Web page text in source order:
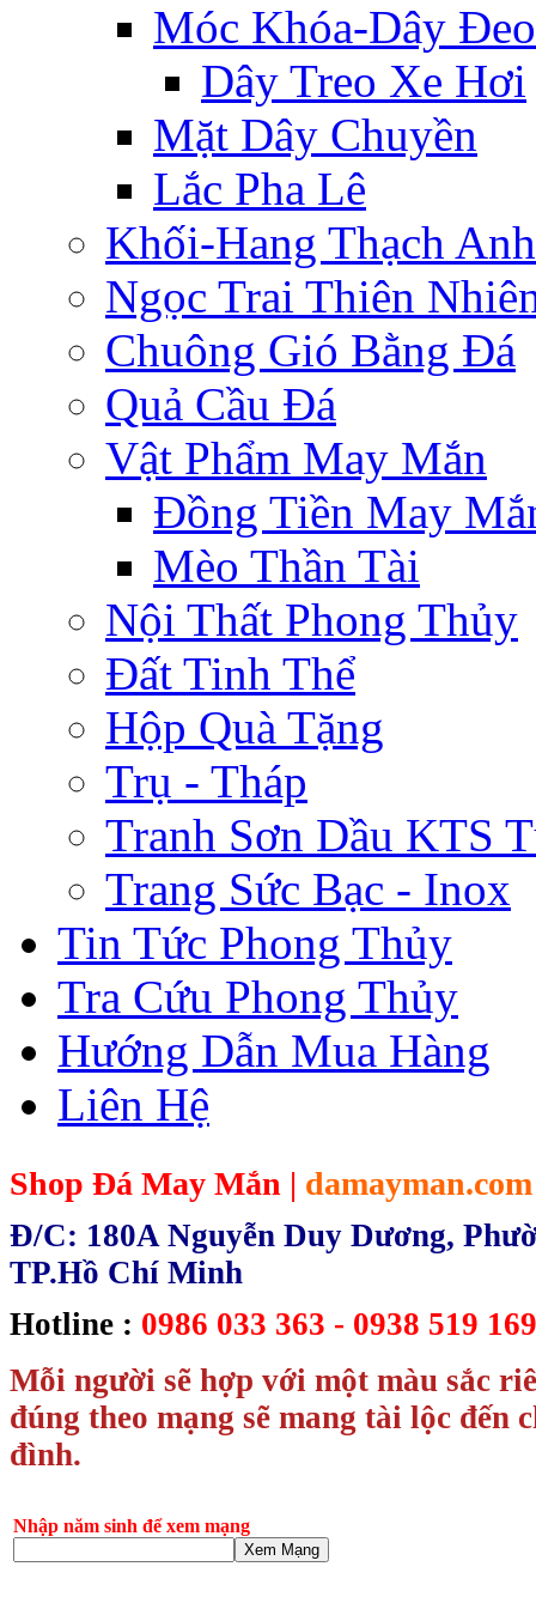
Móc Khóa-Dây Đeo
Dây Treo Xe Hơi
Mặt Dây Chuyền
Lắc Pha Lê
Khối-Hang Thạch Anh
Ngọc Trai Thiên
Chuông Gió Bằng Đá
Quả Cầu Đá
Vật Phẩm May Mắn
Đồng Tiền May
Mèo Thần Tài
Nội Thất Phong Thủy
Đất Tinh Thể
Hộp Quà Tặng
Trụ - Tháp
Tranh Sơn Dầu KTS
Trang Sức Bạc - Inox
Tin Tức Phong Thủy
Tra Cứu Phong Thủy
Hướng Dẫn Mua Hàng
Liên Hệ
Shop Đá May Mắn | damayman.com
Đ/C: 180A Nguyễn Duy Dương,
TP.Hồ Chí Minh
Hotline : 0986 033 363 - 0938 519
Mỗi người sẽ hợp với một màu sắc
đúng theo mạng sẽ mang tài lộc đến
đình.
Nhập năm sinh để xem mạng
Xem Mạng